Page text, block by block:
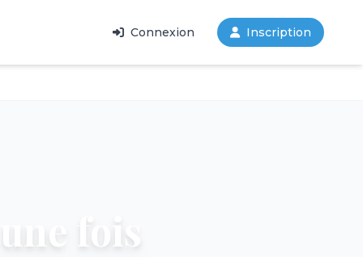
Connexion Inscription
fois